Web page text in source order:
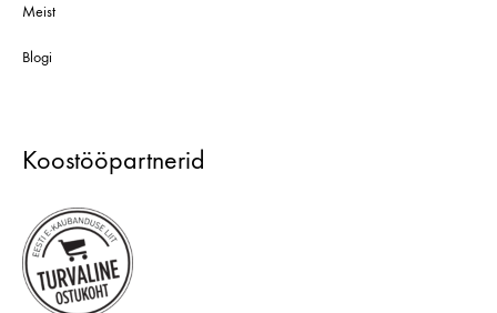
Meist
Blogi
Koostööpartnerid